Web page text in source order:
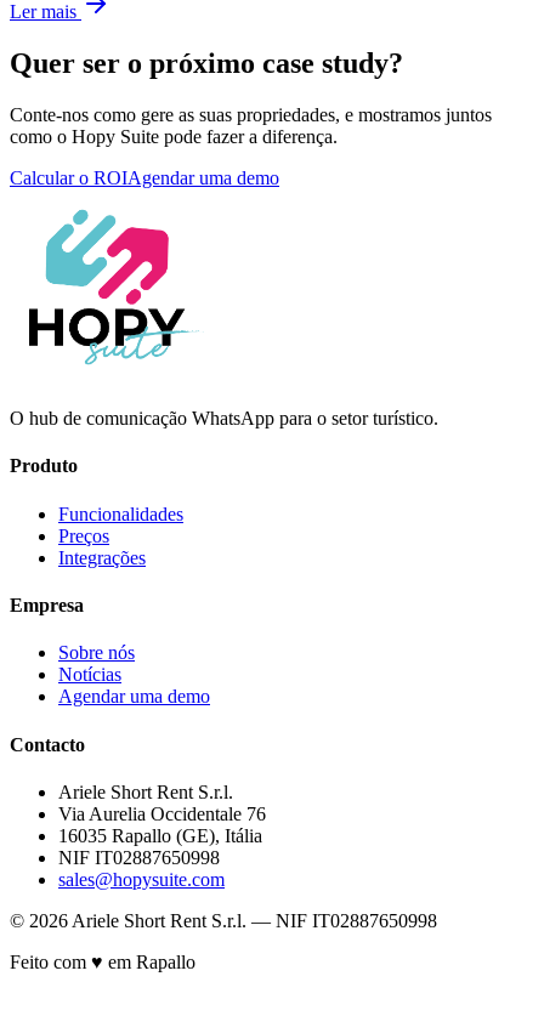
Ler mais
Quer ser o próximo case study?
Conte-nos como gere as suas propriedades, e mostramos juntos
como o Hopy Suite pode fazer a diferença.
Calcular o ROIAgendar uma demo
O hub de comunicação WhatsApp para o setor turístico.
Produto
Funcionalidades
Preços
Integrações
Empresa
Sobre nós
Notícias
Agendar uma demo
Contacto
Ariele Short Rent S.r.l.
Via Aurelia Occidentale 76
16035 Rapallo (GE), Itália
NIF IT02887650998
sales@hopysuite.com
© 2026 Ariele Short Rent S.r.l. — NIF IT02887650998
Feito com ♥ em Rapallo